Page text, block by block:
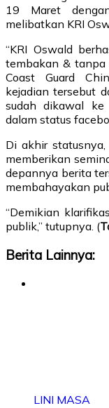
19 Maret
melibatkan KRI
“KRI Oswald
tembakan &
Coast Guard
kejadian tersebut
sudah dikawal ke
dalam status
Di akhir
memberikan
depannya berita
membahayakan
“Demikian
publik,” tutupnya. (
Berita Lainnya:
LINI MASA